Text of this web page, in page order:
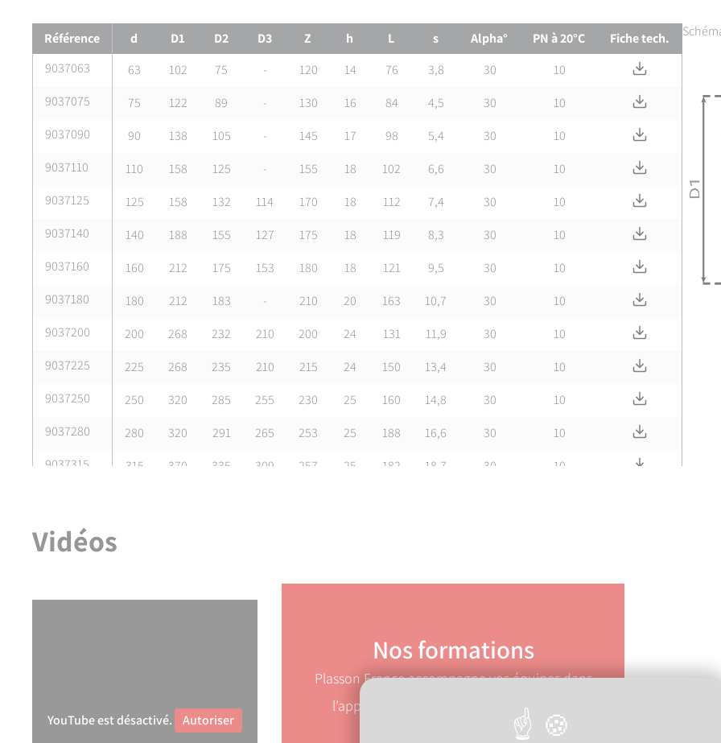
Références et dimensions de Collet à embout mâle PE100 PN10 pour vanne papillon
Référence d D1 D2 D3 Z h L s Alpha° PN à 20°C
Fiche tech.
9037063
63 102 75 - 120 14 76 3,8 30 10
Télécharger
9037075
75 122 89 - 130 16 84 4,5 30 10
Télécharger
9037090
90 138 105 - 145 17 98 5,4 30 10
Télécharger
9037110
110 158 125 - 155 18 102 6,6 30 10
Télécharger
9037125
125 158 132 114 170 18 112 7,4 30 10
Télécharger
9037140
140 188 155 127 175 18 119 8,3 30 10
Télécharger
9037160
160 212 175 153 180 18 121 9,5 30 10
Télécharger
9037180
180 212 183 - 210 20 163 10,7 30 10
Télécharger
9037200
200 268 232 210 200 24 131 11,9 30 10
Télécharger
9037225
225 268 235 210 215 24 150 13,4 30 10
9037250
250 320 285 255 230 25 160 14,8 30 10
9037280
280 320 291 265 253 25 188 16,6 30 10
9037315
315 370 335 309 257 25 182 18,7 30 10
Télécharger
Vidéos
YouTube est désactivé. Autoriser
Nos formations
Plasson France accompagne vos équipes dans
l’apprentissage des bonnes pratiques de
raccordement du PE.